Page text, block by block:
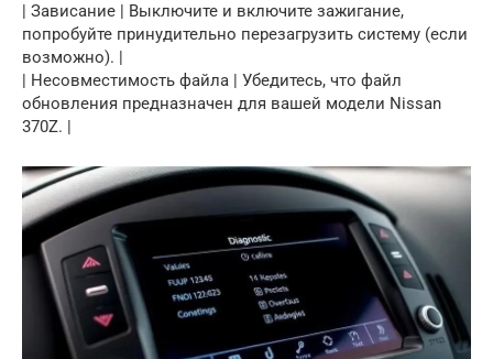
| Зависание | Выключите и включите зажигание,
попробуйте принудительно перезагрузить систему (если
возможно). |
| Несовместимость файла | Убедитесь, что файл
обновления предназначен для вашей модели Nissan
370Z. |